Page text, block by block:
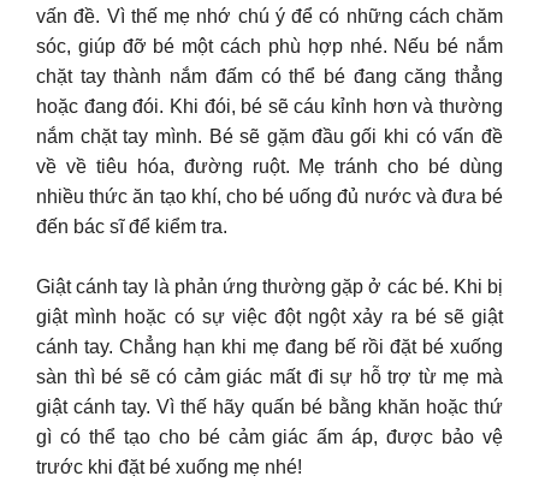
vấn đề. Vì thế mẹ nhớ chú ý để có những cách chăm
sóc, giúp đỡ bé một cách phù hợp nhé. Nếu bé nắm
chặt tay thành nắm đấm có thể bé đang căng thẳng
hoặc đang đói. Khi đói, bé sẽ cáu kỉnh hơn và thường
nắm chặt tay mình. Bé sẽ gặm đầu gối khi có vấn đề
về về tiêu hóa, đường ruột. Mẹ tránh cho bé dùng
nhiều thức ăn tạo khí, cho bé uống đủ nước và đưa bé
đến bác sĩ để kiểm tra.
Giật cánh tay là phản ứng thường gặp ở các bé. Khi bị
giật mình hoặc có sự việc đột ngột xảy ra bé sẽ giật
cánh tay. Chẳng hạn khi mẹ đang bế rồi đặt bé xuống
sàn thì bé sẽ có cảm giác mất đi sự hỗ trợ từ mẹ mà
giật cánh tay. Vì thế hãy quấn bé bằng khăn hoặc thứ
gì có thể tạo cho bé cảm giác ấm áp, được bảo vệ
trước khi đặt bé xuống mẹ nhé!